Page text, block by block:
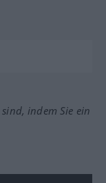
indem Sie ein